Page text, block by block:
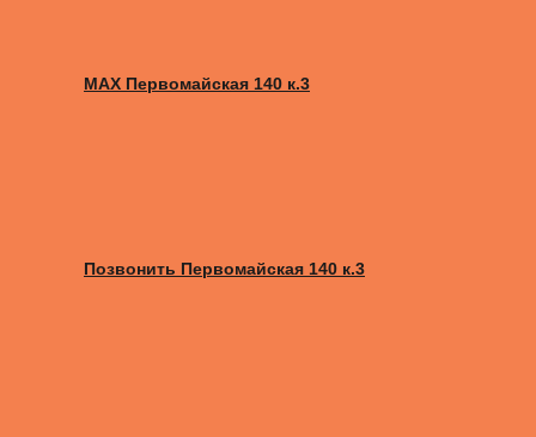
MAX Первомайская 140 к.3
Позвонить Первомайская 140 к.3